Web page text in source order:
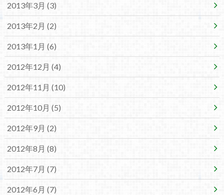
2013年3月 (3)
2013年2月 (2)
2013年1月 (6)
2012年12月 (4)
2012年11月 (10)
2012年10月 (5)
2012年9月 (2)
2012年8月 (8)
2012年7月 (7)
2012年6月 (7)